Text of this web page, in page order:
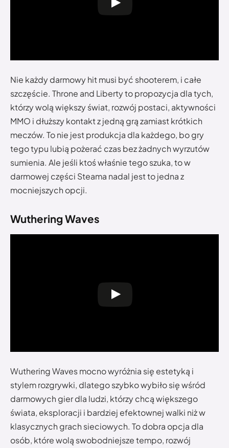
Nie każdy darmowy hit musi być shooterem, i całe
szczęście. Throne and Liberty to propozycja dla tych,
którzy wolą większy świat, rozwój postaci, aktywności
MMO i dłuższy kontakt z jedną grą zamiast krótkich
meczów. To nie jest produkcja dla każdego, bo gry
tego typu lubią pożerać czas bez żadnych wyrzutów
sumienia. Ale jeśli ktoś właśnie tego szuka, to w
darmowej części Steama nadal jest to jedna z
mocniejszych opcji.
Wuthering Waves
Wuthering Waves mocno wyróżnia się estetyką i
stylem rozgrywki, dlatego szybko wybiło się wśród
darmowych gier dla ludzi, którzy chcą większego
świata, eksploracji i bardziej efektownej walki niż w
klasycznych grach sieciowych. To dobra opcja dla
osób, które wolą swobodniejsze tempo, rozwój